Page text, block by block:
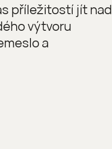
příležitostí jít nad
výtvoru
a